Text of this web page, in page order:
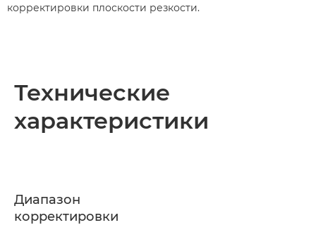
корректировки плоскости резкости.
Технические
характеристики
Диапазон
корректировки